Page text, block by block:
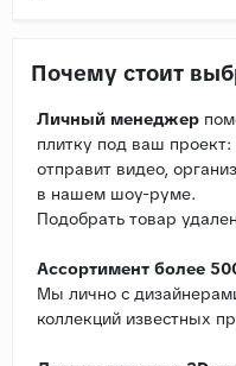
Почему стоит
Личный менеджер
плитку под ваш проект:
отправит видео,
в нашем шоу-руме.
Подобрать товар
Ассортимент более
Мы лично с
коллекций известных